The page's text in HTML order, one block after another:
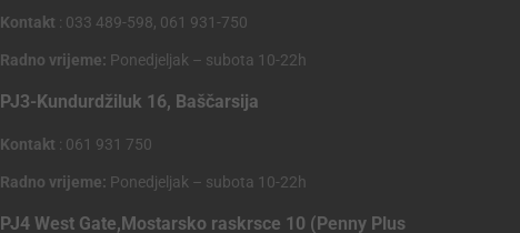
Kontakt : 033 489-598, 061 931-750
Radno vrijeme: Ponedjeljak – subota 10-22h
PJ3-Kundurdžiluk 16, Baščarsija
Kontakt : 061 931 750
Radno vrijeme: Ponedjeljak – subota 10-22h
PJ4 West Gate,Mostarsko raskrsce 10 (Penny Plus